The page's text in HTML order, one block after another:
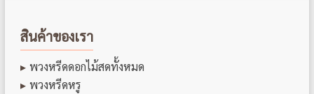
สินค้าของเรา
พวงหรีดดอกไม้สดทั้งหมด
พวงหรีดหรู